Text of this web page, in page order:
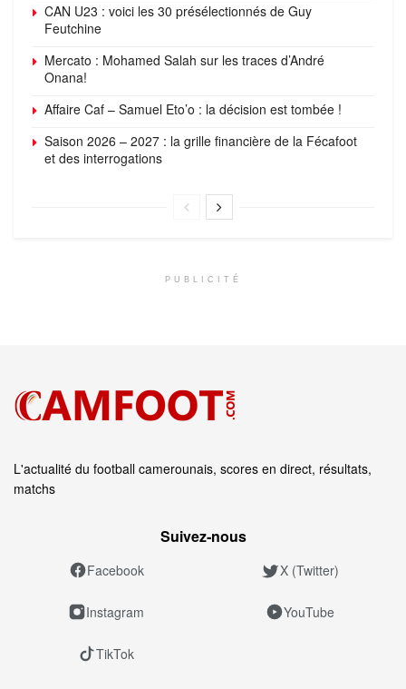
CAN U23 : voici les 30 présélectionnés de Guy
Feutchine
Mercato : Mohamed Salah sur les traces d’André
Onana!
Affaire Caf – Samuel Eto’o : la décision est tombée !
Saison 2026 – 2027 : la grille financière de la Fécafoot
et des interrogations
PUBLICITÉ
L'actualité du football camerounais, scores en direct, résultats,
matchs
Suivez‑nous
Facebook X (Twitter)
Instagram YouTube
TikTok